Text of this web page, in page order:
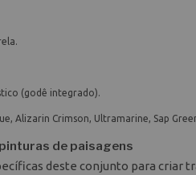
(godê integrado).
Alizarin Crimson, Ultramarine, Sap
de paisagens
deste conjunto para criar